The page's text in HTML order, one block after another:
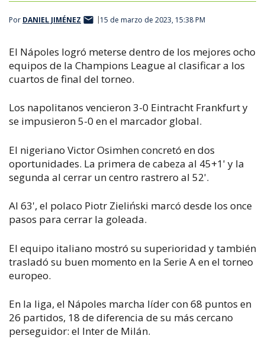
Por DANIEL JIMÉNEZ 15 de marzo de 2023, 15:38 PM
El Nápoles logró meterse dentro de los mejores ocho
equipos de la Champions League al clasificar a los
cuartos de final del torneo.
Los napolitanos vencieron 3-0 Eintracht Frankfurt y
se impusieron 5-0 en el marcador global.
El nigeriano Victor Osimhen concretó en dos
oportunidades. La primera de cabeza al 45+1' y la
segunda al cerrar un centro rastrero al 52'.
Al 63', el polaco Piotr Zieliński marcó desde los once
pasos para cerrar la goleada.
El equipo italiano mostró su superioridad y también
trasladó su buen momento en la Serie A en el torneo
europeo.
En la liga, el Nápoles marcha líder con 68 puntos en
26 partidos, 18 de diferencia de su más cercano
perseguidor: el Inter de Milán.